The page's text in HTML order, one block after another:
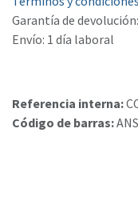
Garantía de
Envío: 1 día laboral
Referencia interna:
Código de barras: